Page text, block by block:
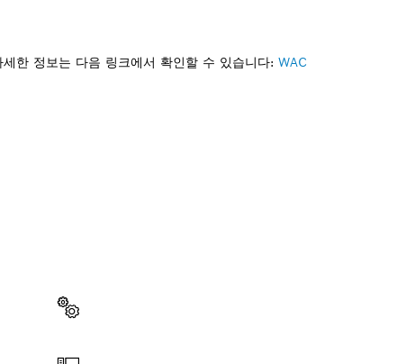
한 정보는 다음 링크에서 확인할 수 있습니다: WAC